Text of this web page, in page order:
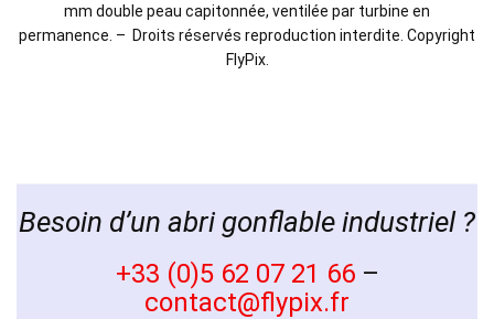
mm double peau capitonnée, ventilée par turbine en
permanence. – Droits réservés reproduction interdite. Copyright
FlyPix.
Besoin d’un abri gonflable industriel ?
+33 (0)5 62 07 21 66–
contact@flypix.fr